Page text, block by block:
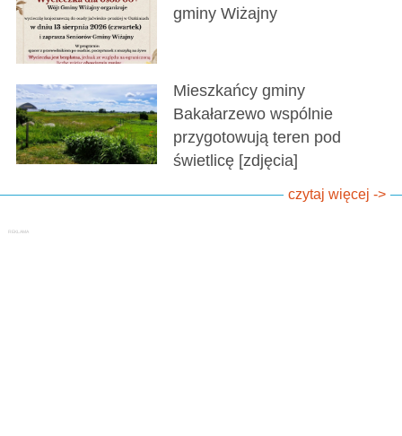
gminy Wiżajny
Mieszkańcy gminy
Bakałarzewo wspólnie
przygotowują teren pod
świetlicę [zdjęcia]
czytaj więcej ->